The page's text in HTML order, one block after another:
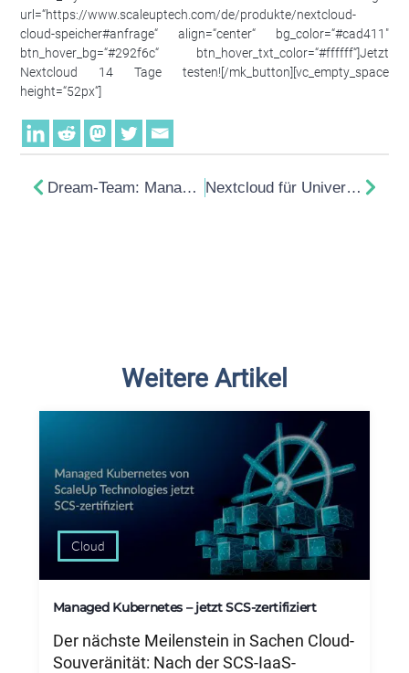
url=“https://www.scaleuptech.com/de/produkte/nextcloud-
cloud-speicher#anfrage“ align=“center“ bg_color=“#cad411″
btn_hover_bg=“#292f6c“ btn_hover_txt_color=“#ffffff“]Jetzt
Nextcloud 14 Tage testen![/mk_button][vc_empty_space
height=“52px“]
Dream-Team: Managed IaC und DevOps Nextcloud für Universitäten und Schulen
Weitere Artikel
Cloud
Managed Kubernetes – jetzt SCS-zertifiziert
Der nächste Meilenstein in Sachen Cloud-
Souveränität: Nach der SCS-IaaS-